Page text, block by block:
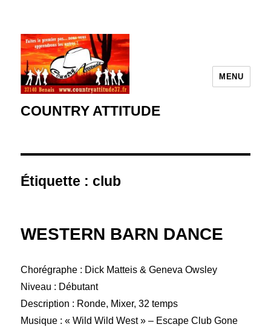
COUNTRY ATTITUDE
MENU
Étiquette : club
WESTERN BARN DANCE
Chorégraphe : Dick Matteis & Geneva Owsley
Niveau : Débutant
Description : Ronde, Mixer, 32 temps
Musique : « Wild Wild West » – Escape Club Gone